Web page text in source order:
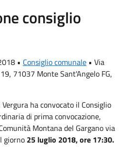
consiglio
• Consiglio comunale • Via
71037 Monte Sant'Angelo FG,
ha convocato il Consiglio
di prima convocazione,
Montana del Gargano via
giorno 25 luglio 2018, ore 17:30.